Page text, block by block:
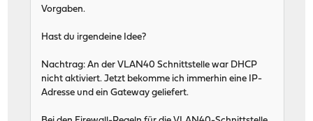
Vorgaben.
Hast du irgendeine Idee?
Nachtrag: An der VLAN40 Schnittstelle war DHCP
nicht aktiviert. Jetzt bekomme ich immerhin eine IP-
Adresse und ein Gateway geliefert.